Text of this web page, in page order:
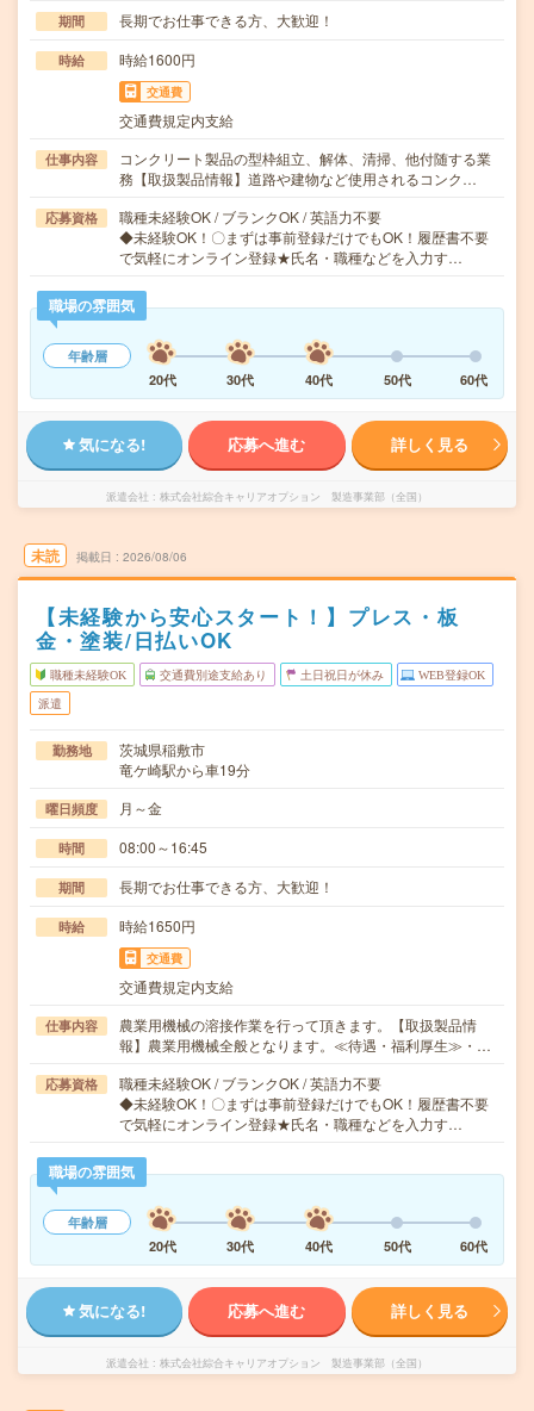
期間 長期でお仕事できる方、大歓迎！
時給 時給1600円
交通費
交通費規定内支給
仕事内容
コンクリート製品の型枠組立、解体、清掃、他付随する業
務【取扱製品情報】道路や建物など使用されるコンク…
応募資格
職種未経験OK / ブランクOK / 英語力不要
◆未経験OK！〇まずは事前登録だけでもOK！履歴書不要
で気軽にオンライン登録★氏名・職種などを入力す…
職場の雰囲気
年齢層
20代
30代 40代 50代 60代
気になる! 応募へ進む 詳しく見る
派遣会社 株式会社綜合キャリアオプション 製造事業部（全国）
未読 掲載日 2026/08/06
【未経験から安心スタート！】プレス・板
金・塗装/日払いOK
職種未経験OK 交通費別途支給あり 土日祝日が休み WEB登録OK
派遣
勤務地
茨城県稲敷市
竜ケ崎駅から車19分
曜日頻度 月～金
時間 08:00～16:45
期間 長期でお仕事できる方、大歓迎！
時給 時給1650円
交通費
交通費規定内支給
仕事内容
農業用機械の溶接作業を行って頂きます。【取扱製品情
報】農業用機械全般となります。≪待遇・福利厚生≫・…
応募資格
職種未経験OK / ブランクOK / 英語力不要
◆未経験OK！〇まずは事前登録だけでもOK！履歴書不要
で気軽にオンライン登録★氏名・職種などを入力す…
職場の雰囲気
年齢層
20代
30代 40代 50代 60代
気になる! 応募へ進む 詳しく見る
派遣会社 株式会社綜合キャリアオプション 製造事業部（全国）